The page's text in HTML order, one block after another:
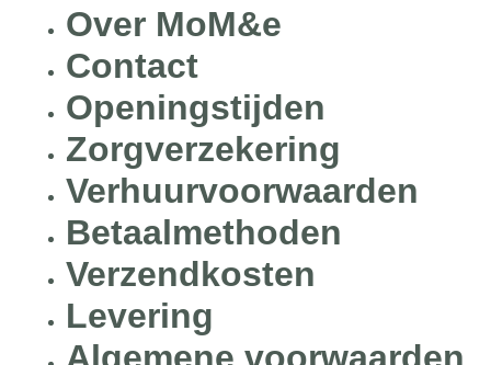
Over MoM&e
Contact
Openingstijden
Zorgverzekering
Verhuurvoorwaarden
Betaalmethoden
Verzendkosten
Levering